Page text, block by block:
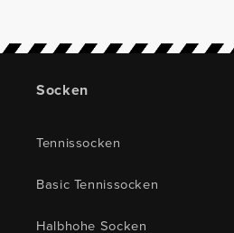
Socken
Tennissocken
Basic Tennissocken
Halbhohe Socken